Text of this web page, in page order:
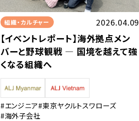
組織・カルチャー 2026.04.09
【イベントレポート】海外拠点メン
バーと野球観戦 — 国境を越えて強
くなる組織へ
#エンジニア#東京ヤクルトスワローズ
#海外子会社